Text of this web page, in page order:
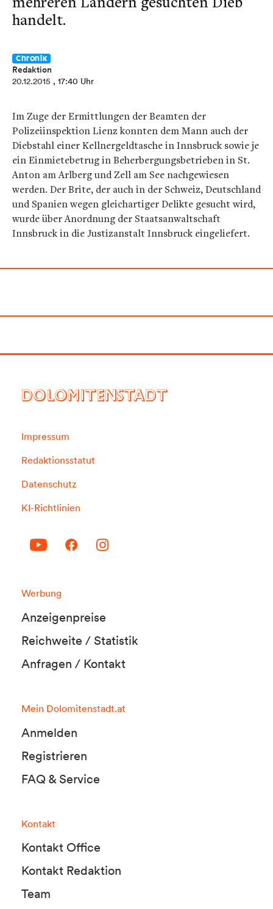
handelt.
Chronik
Redaktion
20.12.2015 , 17:40 Uhr
Im Zuge der Ermittlungen der Beamten der
Polizeiinspektion Lienz konnten dem Mann auch der
Diebstahl einer Kellnergeldtasche in Innsbruck sowie je
ein Einmietebetrug in Beherbergungsbetrieben in St.
Anton am Arlberg und Zell am See nachgewiesen
werden. Der Brite, der auch in der Schweiz, Deutschland
und Spanien wegen gleichartiger Delikte gesucht wird,
wurde über Anordnung der Staatsanwaltschaft
Innsbruck in die Justizanstalt Innsbruck eingeliefert.
DOLOMITENSTADT
Impressum
Redaktionsstatut
Datenschutz
KI-Richtlinien
Werbung
Anzeigenpreise
Reichweite / Statistik
Anfragen / Kontakt
Mein Dolomitenstadt.at
Anmelden
Registrieren
FAQ & Service
Kontakt
Kontakt Office
Kontakt Redaktion
Team